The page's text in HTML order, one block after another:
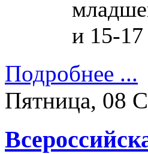
и 15-17
Подробнее ...
Пятница, 08